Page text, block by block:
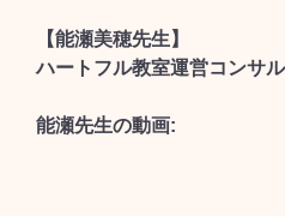
【能瀬美穂先生】
ハートフル教室運営コンサ
能瀬先生の動画: